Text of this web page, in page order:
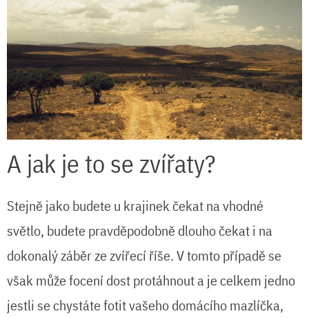
A jak je to se zvířaty?
Stejně jako budete u krajinek čekat na vhodné
světlo, budete pravděpodobně dlouho čekat i na
dokonalý záběr ze zvířecí říše. V tomto případě se
však může focení dost protáhnout a je celkem jedno
jestli se chystáte fotit vašeho domácího mazlíčka,